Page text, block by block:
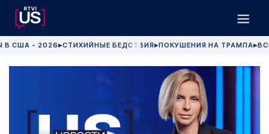
В США - 2026 ▶СТИХИЙНЫЕ БЕДСТВИЯ▶ПОКУШЕНИЯ НА ТРАМПА▶